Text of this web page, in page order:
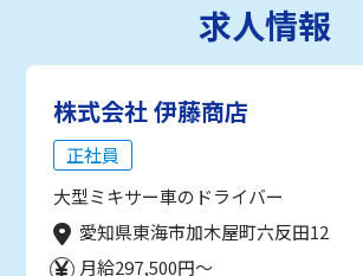
求人情報
株式会社 伊藤商店
正社員
大型ミキサー車のドライバー
愛知県東海市加木屋町六反田12
月給297,500円～